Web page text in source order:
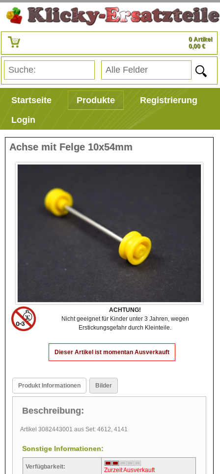
0 Artikel
0,00 €
Startseite Produkte
Registrierung
Login
Achse mit Felge 10x54mm
ACHTUNG!
Nicht geeignet für Kinder unter 3 Jahren, wegen
Erstickungsgefahr durch Kleinteile.
Dieser Artikel ist momentan Ausverkauft
Produkt Informationen Bilder
Beschreibung:
Artikel 3082443001 aus Set: 4612, 4141
Sonstige Informationen:
Verfügbarkeit:
Zurzeit Ausverkauft